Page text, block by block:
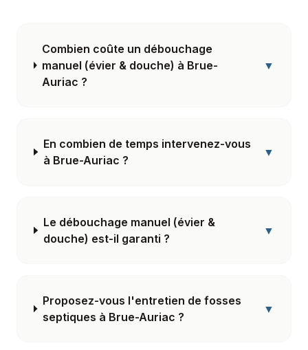
Combien coûte un débouchage
manuel (évier & douche) à Brue-
Auriac ?
▼
En combien de temps intervenez-vous
à Brue-Auriac ?
▼
Le débouchage manuel (évier &
douche) est-il garanti ?
▼
Proposez-vous l'entretien de fosses
septiques à Brue-Auriac ?
▼